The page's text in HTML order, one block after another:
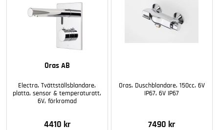
Oras AB
Electra, Tvättställsblandare,
platta, sensor & temperaturatt,
6V, förkromad
4410 kr
Oras, Duschblandare, 150cc, 6V
IP67, 6V IP67
7490 kr